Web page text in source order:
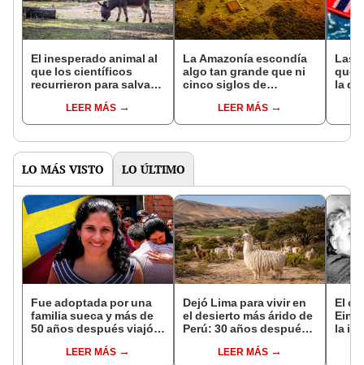
El inesperado animal al
que los científicos
recurrieron para salvar
reintroducción de un
asno salvaje está
en un paisaje con más
vida
LEER MÁS
La Amazonía escondía
algo tan grande que ni
cinco siglos de
encontrarlo: el hallazgo
podría cambiar todo lo
pasado
LEER MÁS
Las
que
la de
LO MÁS VISTO LO ÚLTIMO
Fue adoptada por una
familia sueca y más de
50 años después viajó a
sus raíces: "Encontré
LEER MÁS
Dejó Lima para vivir en
el desierto más árido de
Perú: 30 años después,
creó un sorprendente
LEER MÁS
El
la